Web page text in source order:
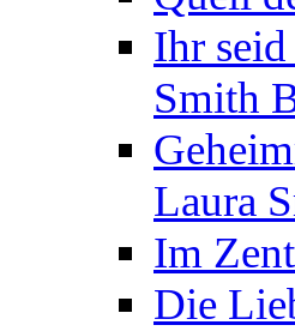
Ihr
Smith
Laura
Im
Die